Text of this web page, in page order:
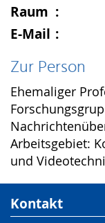
Raum
E-Mail
Zur Person
Ehemaliger
Arbeitsgebiet:
und
Kontakt